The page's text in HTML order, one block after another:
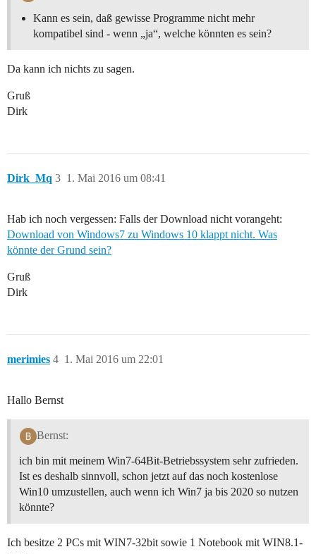
Kann es sein, daß gewisse Programme nicht mehr
kompatibel sind - wenn „ja“, welche könnten es sein?
Da kann ich nichts zu sagen.
Gruß
Dirk
Dirk_Mq 1. Mai 2016 um 08:41
3
Hab ich noch vergessen: Falls der Download nicht vorangeht:
Download von Windows7 zu Windows 10 klappt nicht. Was
könnte der Grund sein?
Gruß
Dirk
merimies 1. Mai 2016 um 22:01
4
Hallo Bernst
Bernst:
ich bin mit meinem Win7-64Bit-Betriebssystem sehr zufrieden.
Ist es deshalb sinnvoll, schon jetzt auf das noch kostenlose
Win10 umzustellen, auch wenn ich Win7 ja bis 2020 so nutzen
könnte?
Ich besitze 2 PCs mit WIN7-32bit sowie 1 Notebook mit WIN8.1-